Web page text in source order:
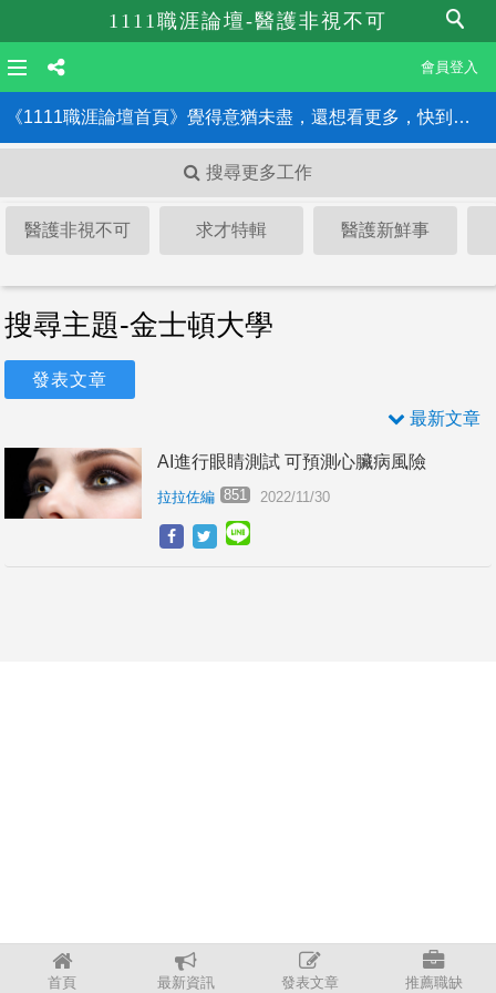
1111職涯論壇-醫護非視不可
會員登入
《1111職涯論壇首頁》覺得意猶未盡，還想看更多，快到職涯論壇首頁！！
搜尋更多工作
醫護非視不可 求才特輯 醫護新鮮事
首頁 最新資訊 發表文章 推薦職缺
搜尋主題-金士頓大學
發表文章
最新文章
AI進行眼睛測試 可預測心臟病風險
拉拉佐編 851 2022/11/30